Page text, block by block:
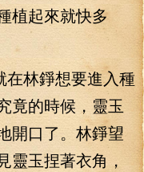
植起來就快多
林錚想要進入種
竟的時候，靈玉
開口了。林錚望
靈玉捏著衣角，